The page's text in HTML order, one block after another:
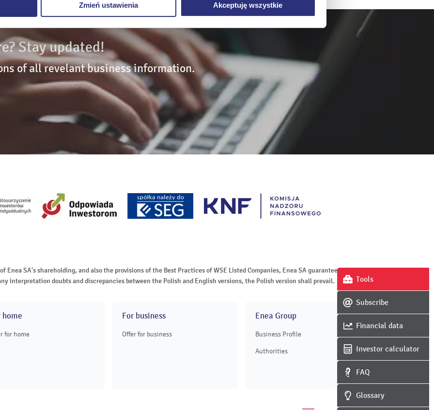
Zmień ustawienia Akceptuję wszystkie
Tools
Subscribe
Financial data
Investor calculator
FAQ
Glossary
Stay updated!
of all revelant business information.
SA's shareholding, and also the provisions of the Best Practices of WSE Listed Companies, Enea SA guarantees the
interpretation doubts and discrepancies between the Polish and English versions, the Polish version shall prevail.
home
for home
For business
Offer for business
Enea Group
Business Profile
Authorities